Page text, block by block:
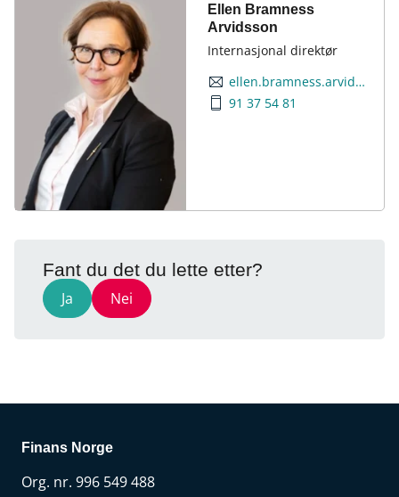
Ellen Bramness
Arvidsson
Internasjonal direktør
ellen.bramness.arvidsson@finansnorge.no
91 37 54 81
Fant du det du lette etter?
Ja Nei
Finans Norge
Org. nr. 996 549 488